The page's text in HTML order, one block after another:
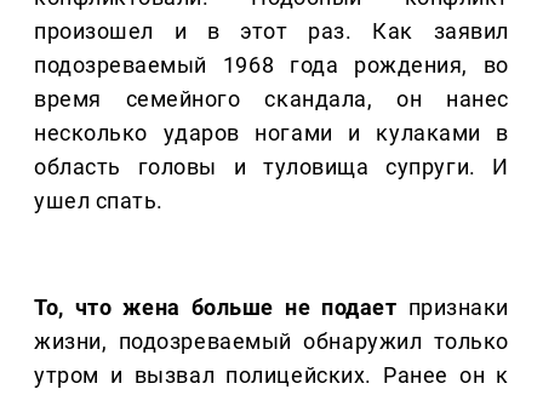
произошел и в этот раз. Как заявил
подозреваемый 1968 года рождения, во
время семейного скандала, он нанес
несколько ударов ногами и кулаками в
область головы и туловища супруги. И
ушел спать.
То, что жена больше не подает признаки
жизни, подозреваемый обнаружил только
утром и вызвал полицейских. Ранее он к